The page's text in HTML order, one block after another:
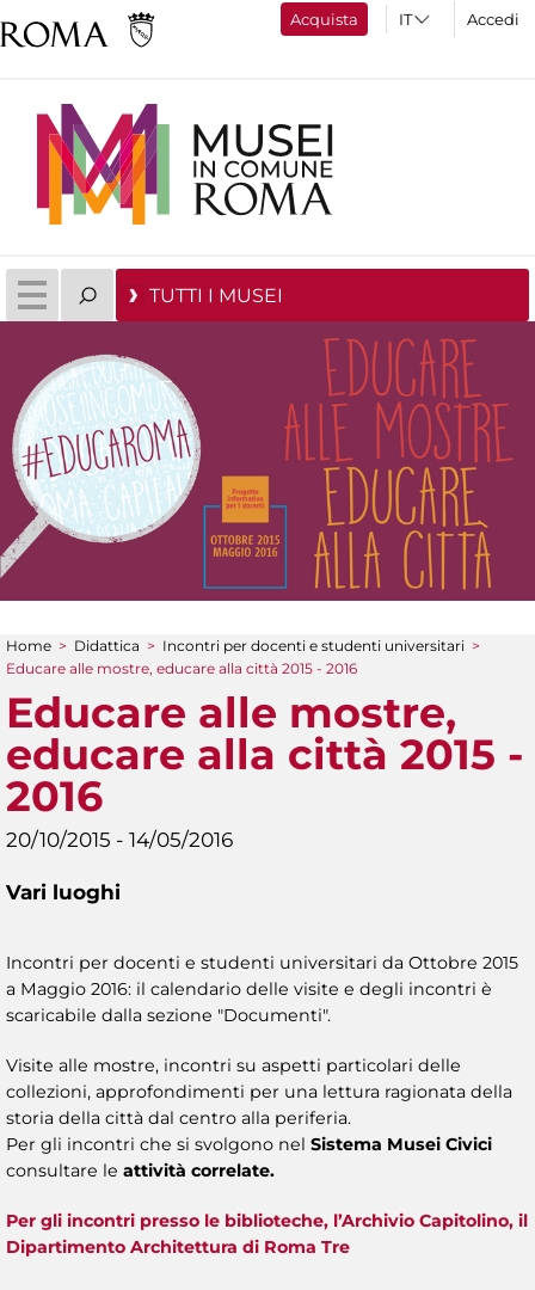
Acquista Accedi
TUTTI I MUSEI
Tu sei qui
Home > Didattica > Incontri per docenti e studenti universitari >
Educare alle mostre, educare alla città 2015 - 2016
Educare alle mostre,
educare alla città 2015 -
2016
20/10/2015 - 14/05/2016
Vari luoghi
Incontri per docenti e studenti universitari da Ottobre 2015
a Maggio 2016: il calendario delle visite e degli incontri è
scaricabile dalla sezione "Documenti".
Visite alle mostre, incontri su aspetti particolari delle
collezioni, approfondimenti per una lettura ragionata della
storia della città dal centro alla periferia.
Per gli incontri che si svolgono nel Sistema Musei Civici
consultare le attività correlate.
Per gli incontri presso le biblioteche, l’Archivio Capitolino, il
Dipartimento Architettura di Roma Tre